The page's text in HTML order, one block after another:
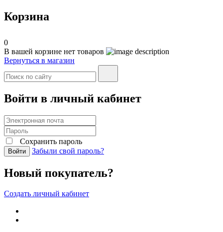
Корзина
0
В вашей корзине нет товаров
Вернуться в магазин
Войти в личный кабинет
Сохранить пароль
Войти Забыли свой пароль?
Новый покупатель?
Создать личный кабинет